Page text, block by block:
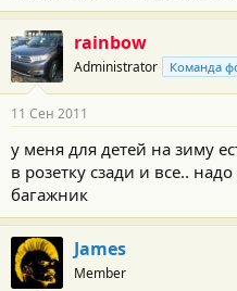
rainbow
Administrator Команда
11 Сен 2011
у меня для детей на зиму
в розетку сзади и все..
багажник
James
Member